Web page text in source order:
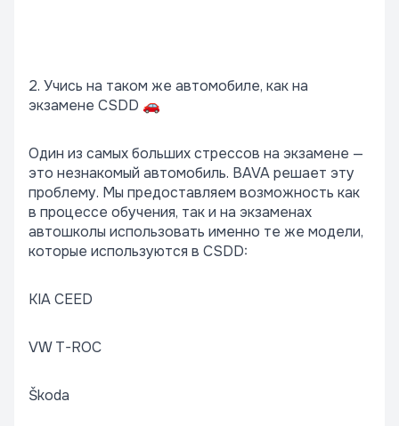
2. Учись на таком же автомобиле, как на
экзамене CSDD 🚗
Один из самых больших стрессов на экзамене —
это незнакомый автомобиль. BAVA решает эту
проблему. Мы предоставляем возможность как
в процессе обучения, так и на экзаменах
автошколы использовать именно те же модели,
которые используются в CSDD:
KIA CEED
VW T-ROC
Škoda